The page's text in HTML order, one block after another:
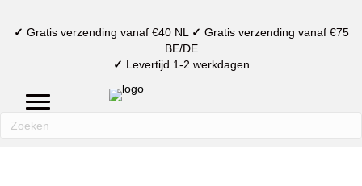
✓ Gratis verzending vanaf €40 NL ✓ Gratis verzending vanaf €75
BE/DE
✓ Levertijd 1-2 werkdagen